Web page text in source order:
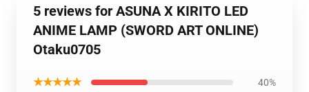
5 reviews for ASUNA X KIRITO LED
ANIME LAMP (SWORD ART ONLINE)
Otaku0705
★★★★★ 40%